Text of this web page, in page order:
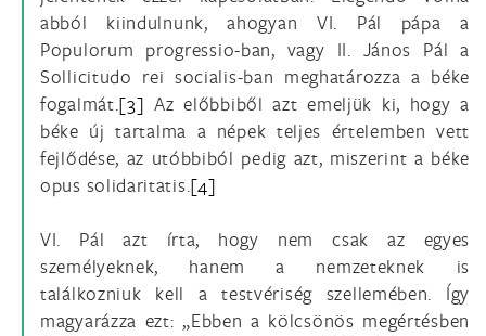
abból kiindulnunk, ahogyan VI. Pál pápa a
Populorum progressio-ban, vagy II. János Pál a
Sollicitudo rei socialis-ban meghatározza a béke
fogalmát.[3] Az előbbiből azt emeljük ki, hogy a
béke új tartalma a népek teljes értelemben vett
fejlődése, az utóbbiból pedig azt, miszerint a béke
opus solidaritatis.[4]
VI. Pál azt írta, hogy nem csak az egyes
személyeknek, hanem a nemzeteknek is
találkozniuk kell a testvériség szellemében. Így
magyarázza ezt: „Ebben a kölcsönös megértésben